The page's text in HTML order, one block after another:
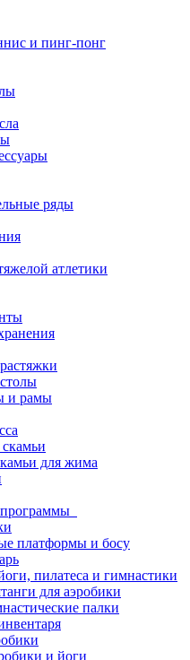
и пинг-понг
ряды
атлетики
и рамы
для жима
платформы и босу
пилатеса и гимнастики
для аэробики
палки
и йоги